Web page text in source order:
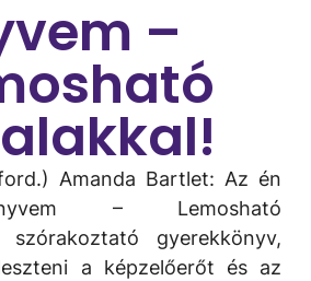
–
Amanda Bartlet: Az én
– Lemosható
szórakoztató gyerekkönyv,
a képzelőerőt és az